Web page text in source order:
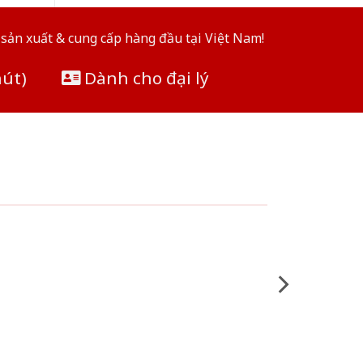
xuất & cung cấp hàng đầu tại Việt Nam!
Dành cho đại lý